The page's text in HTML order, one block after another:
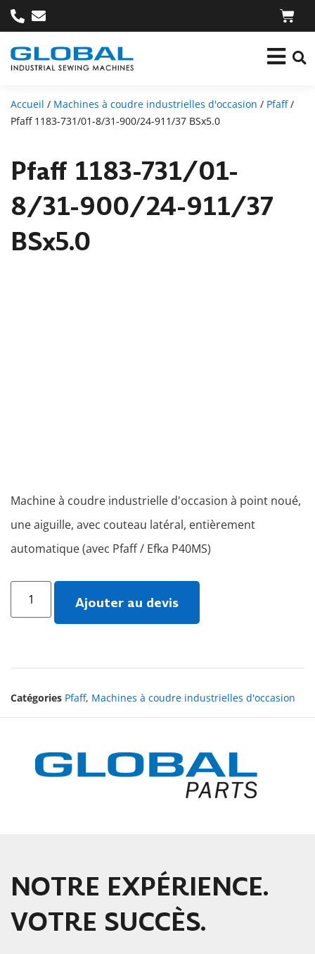
Accueil / Machines à coudre industrielles d'occasion / Pfaff/
Pfaff 1183-731/01-8/31-900/24-911/37 BSx5.0
Pfaff 1183-731/01-
8/31-900/24-911/37
BSx5.0
Machine à coudre industrielle d'occasion à point noué,
une aiguille, avec couteau latéral, entièrement
automatique (avec Pfaff / Efka P40MS)
Ajouter au devis
Catégories Pfaff, Machines à coudre industrielles d'occasion
NOTRE EXPÉRIENCE.
VOTRE SUCCÈS.